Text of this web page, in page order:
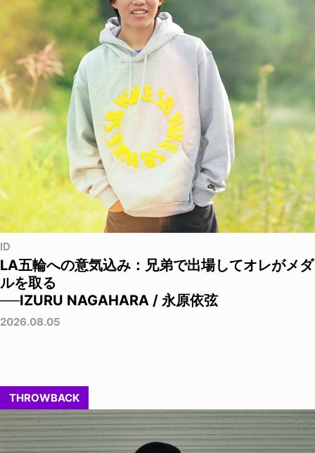
ID
LA五輪への意気込み：兄弟で出場してオレがメダ
ルを取る
──IZURU NAGAHARA / 永原依弦
2026.08.05
THROWBACK